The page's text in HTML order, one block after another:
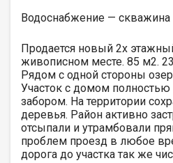
Водоснабжение — скважина
Продается новый 2х
живописном месте. 85 м2.
Рядом с одной стороны
Участок с домом
забором. Hа территории
деревья. Район активно
отсыпали и утрамбовали
проблем проезд в любое
дорога до участка так же